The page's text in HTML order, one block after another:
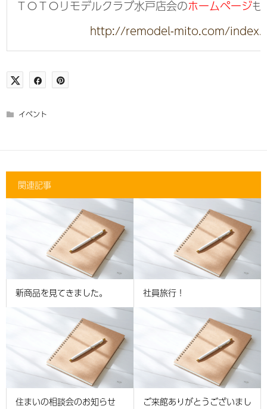
ＴＯＴＯリモデルクラブ水戸店会のホームページも
http://remodel-mito.com/
イベント
関連記事
新商品を見てきました。 社員旅行！
住まいの相談会のお知らせ
ご来館ありがとうございまし